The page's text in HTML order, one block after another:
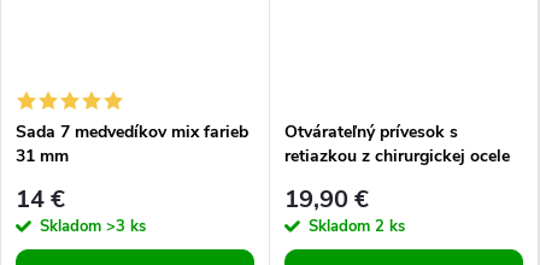
Sada 7 medvedíkov mix farieb
31 mm
14 €
Skladom >3 ks
Otvárateľný prívesok s
retiazkou z chirurgickej ocele
19,90 €
Skladom 2 ks